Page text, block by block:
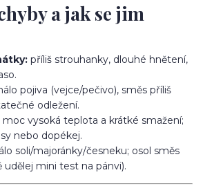
a jak se jim
příliš strouhanky, dlouhé hnětení,
pojiva (vejce/pečivo), směs příliš
odležení.
moc vysoká teplota a krátké smažení;
nebo dopékej.
soli/majoránky/česneku; osol směs
udělej mini test na pánvi).